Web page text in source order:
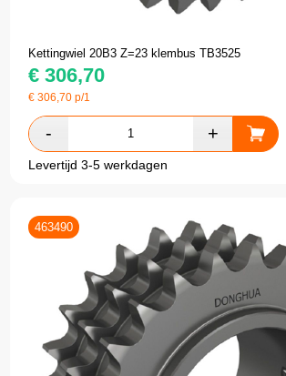
Kettingwiel 20B3 Z=23 klembus TB3525
€ 306,70
€306,70 p/1
Levertijd 3-5 werkdagen
463490